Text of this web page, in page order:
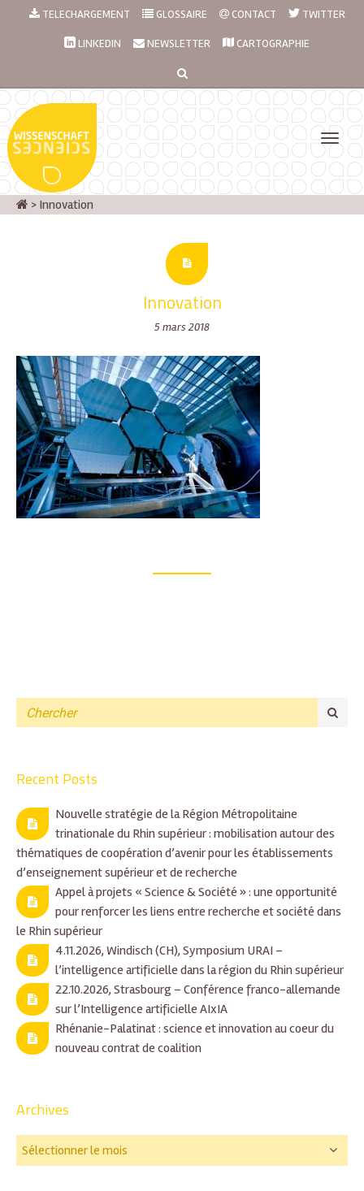
TELECHARGEMENT GLOSSAIRE CONTACT TWITTER
LINKEDIN NEWSLETTER CARTOGRAPHIE
> Innovation
Innovation
5 mars 2018
Recent Posts
Nouvelle stratégie de la Région Métropolitaine
trinationale du Rhin supérieur : mobilisation autour des
thématiques de coopération d’avenir pour les établissements
d’enseignement supérieur et de recherche
Appel à projets « Science & Société » : une opportunité
pour renforcer les liens entre recherche et société dans
le Rhin supérieur
4.11.2026, Windisch (CH), Symposium URAI –
l’intelligence artificielle dans la région du Rhin supérieur
22.10.2026, Strasbourg – Conférence franco-allemande
sur l’Intelligence artificielle AIxIA
Rhénanie-Palatinat : science et innovation au coeur du
nouveau contrat de coalition
Archives